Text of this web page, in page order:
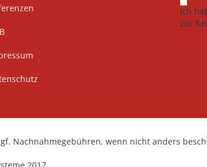
Ich
zur
Nachnahmegebühren, wenn nicht anders